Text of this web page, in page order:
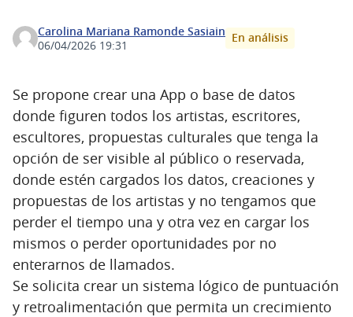
Carolina Mariana Ramonde Sasiain
06/04/2026 19:31
En análisis
Se propone crear una App o base de datos
donde figuren todos los artistas, escritores,
escultores, propuestas culturales que tenga la
opción de ser visible al público o reservada,
donde estén cargados los datos, creaciones y
propuestas de los artistas y no tengamos que
perder el tiempo una y otra vez en cargar los
mismos o perder oportunidades por no
enterarnos de llamados.
Se solicita crear un sistema lógico de puntuación
y retroalimentación que permita un crecimiento